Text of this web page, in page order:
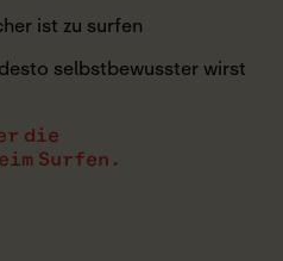
ist zu surfen
selbstbewusster wirst
die
Surfen.